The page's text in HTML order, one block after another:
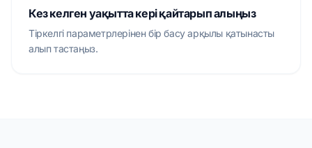
Кез келген уақытта кері қайтарып алыңыз
Тіркелгі параметрлерінен бір басу арқылы қатынасты
алып тастаңыз.